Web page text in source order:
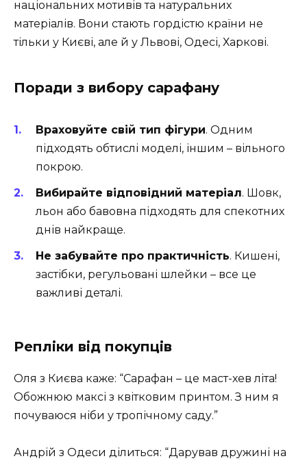
національних мотивів та натуральних
матеріалів. Вони стають гордістю країни не
тільки у Києві, але й у Львові, Одесі, Харкові.
Поради з вибору сарафану
Враховуйте свій тип фігури. Одним
підходять обтислі моделі, іншим – вільного
покрою.
Вибирайте відповідний матеріал. Шовк,
льон або бавовна підходять для спекотних
днів найкраще.
Не забувайте про практичність. Кишені,
застібки, регульовані шлейки – все це
важливі деталі.
Репліки від покупців
Оля з Києва каже: “Сарафан – це маст-хев літа!
Обожнюю максі з квітковим принтом. З ним я
почуваюся ніби у тропічному саду.”
Андрій з Одеси ділиться: “Дарував дружині на